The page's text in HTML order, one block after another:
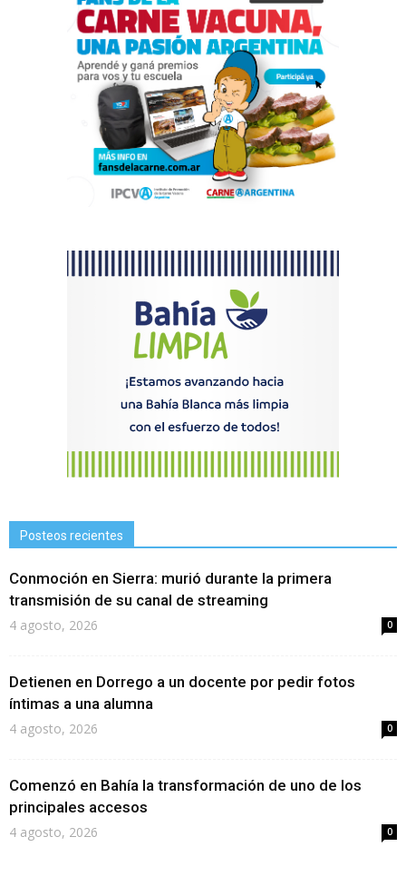
Posteos recientes
Conmoción en Sierra: murió durante la primera
transmisión de su canal de streaming
4 agosto, 2026 0
Detienen en Dorrego a un docente por pedir fotos
íntimas a una alumna
4 agosto, 2026 0
Comenzó en Bahía la transformación de uno de los
principales accesos
4 agosto, 2026 0